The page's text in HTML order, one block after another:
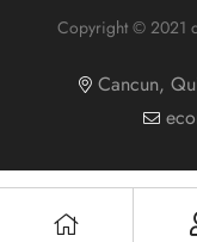
Copyright © 2021
Cancun,